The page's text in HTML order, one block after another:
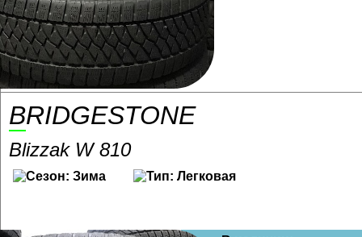
BRIDGESTONE
Blizzak W 810